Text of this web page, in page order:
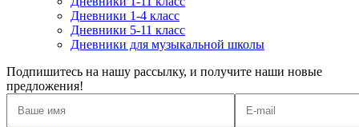
Дневники 1-4 класс
Дневники 5-11 класс
Дневники для музыкальной школы
Подпишитесь на нашу рассылку, и получите наши новые
предложения!